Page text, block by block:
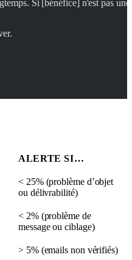
Si [bénéfice] n'est pas
ALERTE SI…
< 25% (problème d’objet
ou délivrabilité)
< 2% (problème de
message ou ciblage)
> 5% (emails non vérifiés)